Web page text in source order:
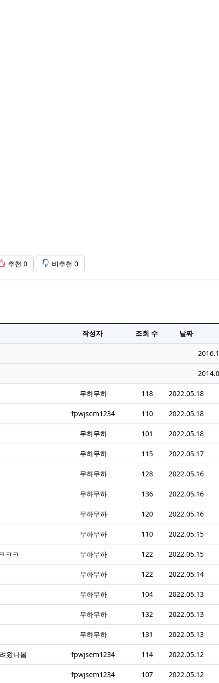
추천 0 비추천 0
작성자 조회 수 날짜
무하무하 118 2022.05.18
fpwjsem1234 110 2022.05.18
무하무하 101 2022.05.18
무하무하 115 2022.05.17
무하무하 128 2022.05.16
무하무하 136 2022.05.16
무하무하 120 2022.05.16
무하무하 110 2022.05.15
ㅋㅋ 무하무하 122 2022.05.15
무하무하 122 2022.05.14
무하무하 104 2022.05.13
무하무하 132 2022.05.13
무하무하 131 2022.05.13
왔나봄 fpwjsem1234 114 2022.05.12
fpwjsem1234 107 2022.05.12